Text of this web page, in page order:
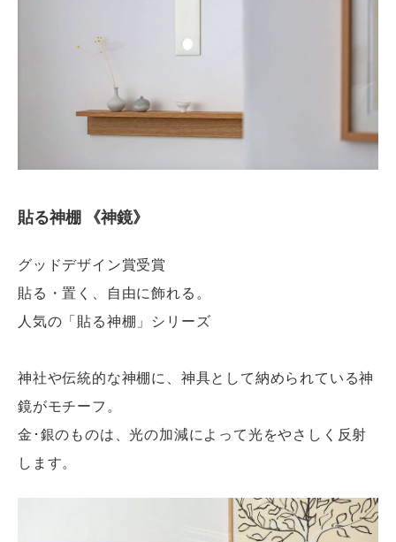
貼る神棚 《神鏡》
グッドデザイン賞受賞
貼る・置く、自由に飾れる。
人気の「貼る神棚」シリーズ
神社や伝統的な神棚に、神具として納められている神
鏡がモチーフ。
金･銀のものは、光の加減によって光をやさしく反射
します。